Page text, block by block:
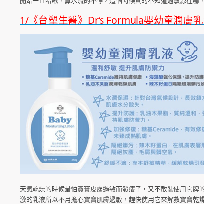
1/《台塑生醫》Dr‘s Formula嬰幼童潤膚
天氣乾燥的時候最怕寶寶皮膚過敏而發癢了，又不敢亂使用它
激的乳液所以不用擔心寶寶肌膚過敏，趕快使用它來解救寶寶乾